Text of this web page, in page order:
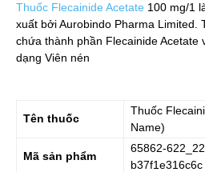
Thuốc Flecainide Acetate 100 mg/1
xuất bởi Aurobindo Pharma Limited.
chứa thành phần Flecainide
dạng Viên nén
Tên thuốc
Thuốc
Name)
Mã sản phẩm
65862-
b37f1e316c6c